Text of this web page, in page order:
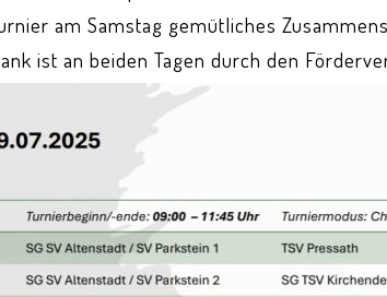
am Samstag gemütliches
ist an beiden Tagen durch den